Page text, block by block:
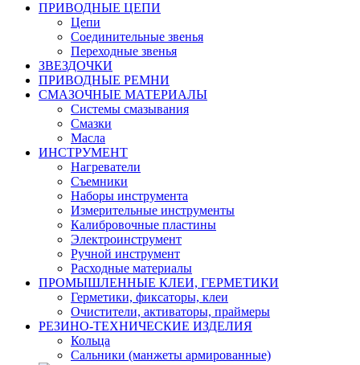
ПРИВОДНЫЕ ЦЕПИ
Цепи
Соединительные звенья
Переходные звенья
ЗВЕЗДОЧКИ
ПРИВОДНЫЕ РЕМНИ
СМАЗОЧНЫЕ МАТЕРИАЛЫ
Системы смазывания
Смазки
Масла
ИНСТРУМЕНТ
Нагреватели
Съемники
Наборы инструмента
Измерительные инструменты
Калибровочные пластины
Электроинструмент
Ручной инструмент
Расходные материалы
ПРОМЫШЛЕННЫЕ КЛЕИ, ГЕРМЕТИКИ
Герметики, фиксаторы, клеи
Очистители, активаторы, праймеры
РЕЗИНО-ТЕХНИЧЕСКИЕ ИЗДЕЛИЯ
Кольца
Сальники (манжеты армированные)